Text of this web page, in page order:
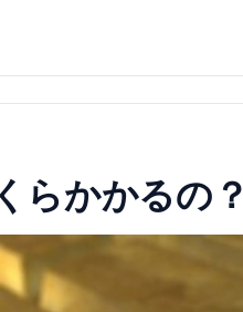
らかかるの？